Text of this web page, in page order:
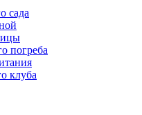
сада
погреба
клуба